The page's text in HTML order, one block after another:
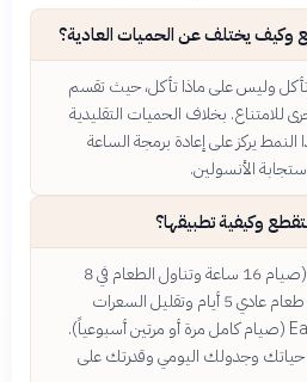
وكيف يختلف عن الحميات العادية؟
تأكل وليس على ماذا تأكل، حيث تقسم
للامتناع. بخلاف الحميات التقليدية
النمط يركز على إعادة برمجة الساعة
الأنسولين.
وكيفية تطبيقها؟
من أشهر الأنواع: طريقة 16/8 (صيام 16 ساعة وتناول الطعام في 8
ساعات)، والصيام 5:2 (تناول طعام عادي 5 أيام وتقليل السعرات
يومين)، وطريقة Eat-Stop-Eat (صيام كامل مرة أو مرتين أسبوعياً).
حياتك وجدولك اليومي وقدرتك على